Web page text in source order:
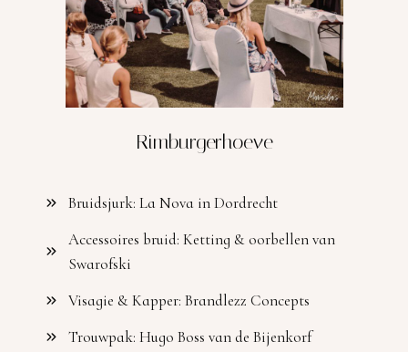
Rimburgerhoeve
Bruidsjurk: La Nova in Dordrecht
Accessoires bruid: Ketting & oorbellen van
Swarofski
Visagie & Kapper: Brandlezz Concepts
Trouwpak: Hugo Boss van de Bijenkorf